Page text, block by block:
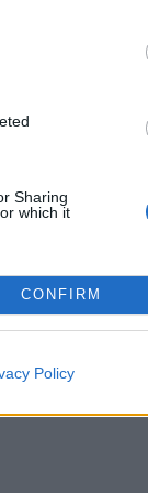
Sharing
which it
CONFIRM
Policy